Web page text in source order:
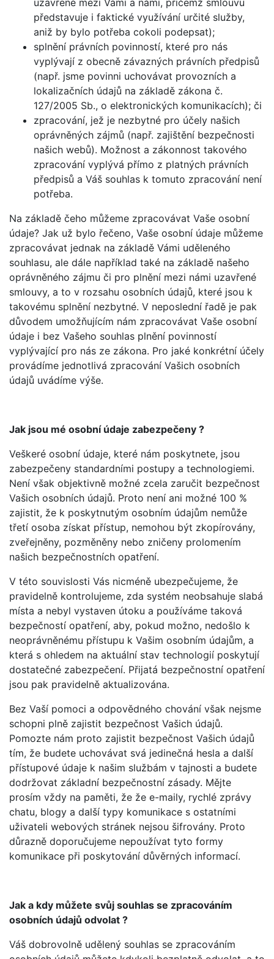
uzavřené mezi Vámi a námi, přičemž smlouvu
představuje i faktické využívání určité služby,
aniž by bylo potřeba cokoli podepsat);
splnění právních povinností, které pro nás
vyplývají z obecně závazných právních předpisů
(např. jsme povinni uchovávat provozních a
lokalizačních údajů na základě zákona č.
127/2005 Sb., o elektronických komunikacích); či
zpracování, jež je nezbytné pro účely našich
oprávněných zájmů (např. zajištění bezpečnosti
našich webů). Možnost a zákonnost takového
zpracování vyplývá přímo z platných právních
předpisů a Váš souhlas k tomuto zpracování není
potřeba.
Na základě čeho můžeme zpracovávat Vaše osobní
údaje? Jak už bylo řečeno, Vaše osobní údaje můžeme
zpracovávat jednak na základě Vámi uděleného
souhlasu, ale dále například také na základě našeho
oprávněného zájmu či pro plnění mezi námi uzavřené
smlouvy, a to v rozsahu osobních údajů, které jsou k
takovému splnění nezbytné. V neposlední řadě je pak
důvodem umožňujícím nám zpracovávat Vaše osobní
údaje i bez Vašeho souhlas plnění povinností
vyplývající pro nás ze zákona. Pro jaké konkrétní účely
provádíme jednotlivá zpracování Vašich osobních
údajů uvádíme výše.
Jak jsou mé osobní údaje zabezpečeny ?
Veškeré osobní údaje, které nám poskytnete, jsou
zabezpečeny standardními postupy a technologiemi.
Není však objektivně možné zcela zaručit bezpečnost
Vašich osobních údajů. Proto není ani možné 100 %
zajistit, že k poskytnutým osobním údajům nemůže
třetí osoba získat přístup, nemohou být zkopírovány,
zveřejněny, pozměněny nebo zničeny prolomením
našich bezpečnostních opatření.
V této souvislosti Vás nicméně ubezpečujeme, že
pravidelně kontrolujeme, zda systém neobsahuje slabá
místa a nebyl vystaven útoku a používáme taková
bezpečností opatření, aby, pokud možno, nedošlo k
neoprávněnému přístupu k Vašim osobním údajům, a
která s ohledem na aktuální stav technologií poskytují
dostatečné zabezpečení. Přijatá bezpečnostní opatření
jsou pak pravidelně aktualizována.
Bez Vaší pomoci a odpovědného chování však nejsme
schopni plně zajistit bezpečnost Vašich údajů.
Pomozte nám proto zajistit bezpečnost Vašich údajů
tím, že budete uchovávat svá jedinečná hesla a další
přístupové údaje k našim službám v tajnosti a budete
dodržovat základní bezpečnostní zásady. Mějte
prosím vždy na paměti, že že e-maily, rychlé zprávy
chatu, blogy a další typy komunikace s ostatními
uživateli webových stránek nejsou šifrovány. Proto
důrazně doporučujeme nepoužívat tyto formy
komunikace při poskytování důvěrných informací.
Jak a kdy můžete svůj souhlas se zpracováním
osobních údajů odvolat ?
Váš dobrovolně udělený souhlas se zpracováním